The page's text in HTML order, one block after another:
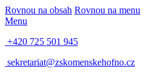
Rovnou na obsah Rovnou na menu
Menu
+420 725 501 945
sekretariat@zskomenskehofno.cz